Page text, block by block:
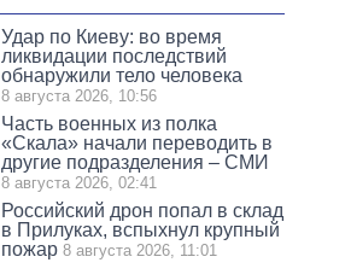
Удар по Киеву: во время
ликвидации последствий
обнаружили тело человека
8 августа 2026, 10:56
Часть военных из полка
«Скала» начали переводить в
другие подразделения – СМИ
8 августа 2026, 02:41
Российский дрон попал в склад
в Прилуках, вспыхнул крупный
пожар 8 августа 2026, 11:01